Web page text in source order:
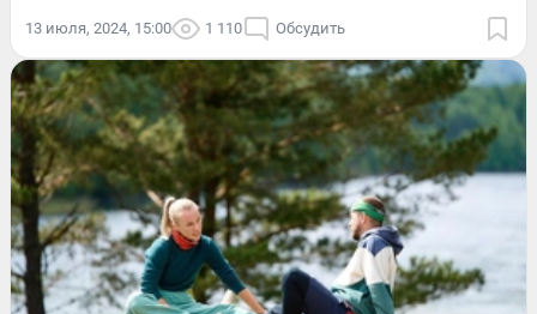
13 июля, 2024, 15:00 1 110 Обсудить